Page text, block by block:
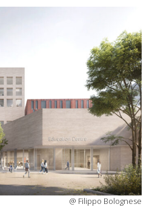
@ Filippo Bolognese